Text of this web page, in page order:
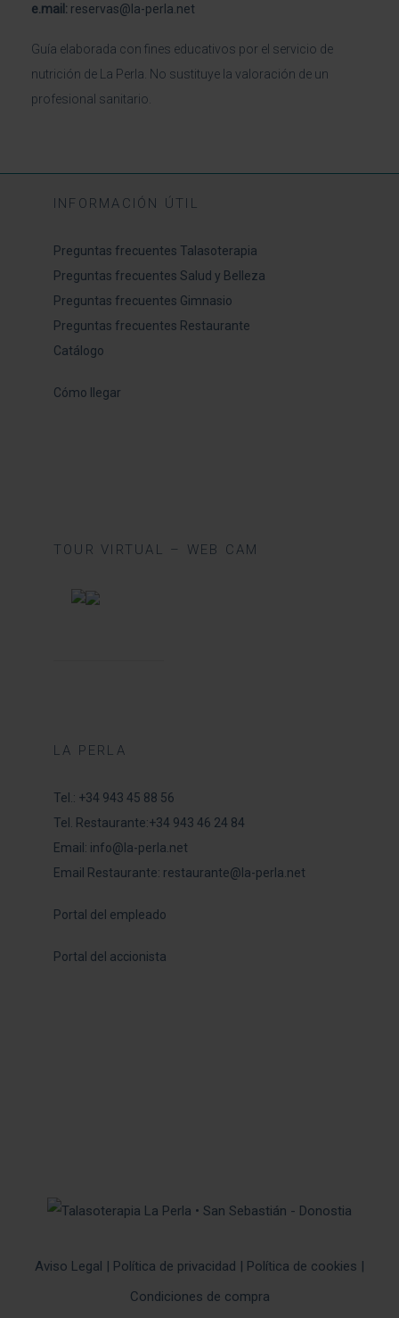
e.mail: reservas@la-perla.net
Guía elaborada con fines educativos por el servicio de
nutrición de La Perla. No sustituye la valoración de un
profesional sanitario.
INFORMACIÓN ÚTIL
Preguntas frecuentes Talasoterapia
Preguntas frecuentes Salud y Belleza
Preguntas frecuentes Gimnasio
Preguntas frecuentes Restaurante
Catálogo
Cómo llegar
TOUR VIRTUAL – WEB CAM
LA PERLA
Tel.: +34 943 45 88 56
Tel. Restaurante:+34 943 46 24 84
Email: info@la-perla.net
Email Restaurante: restaurante@la-perla.net
Portal del empleado
Portal del accionista
Aviso Legal | Política de privacidad | Política de cookies |
Condiciones de compra